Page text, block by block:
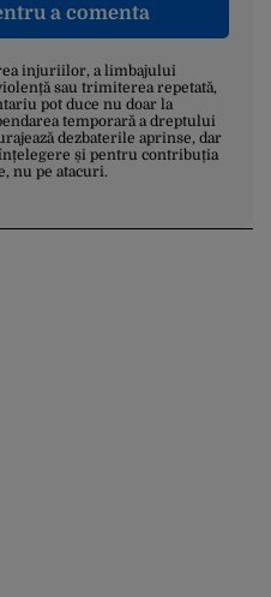
a comenta
injuriilor, a limbajului
sau trimiterea repetată,
pot duce nu doar la
temporară a dreptului
dezbaterile aprinse, dar
și pentru contribuția
nu pe atacuri.